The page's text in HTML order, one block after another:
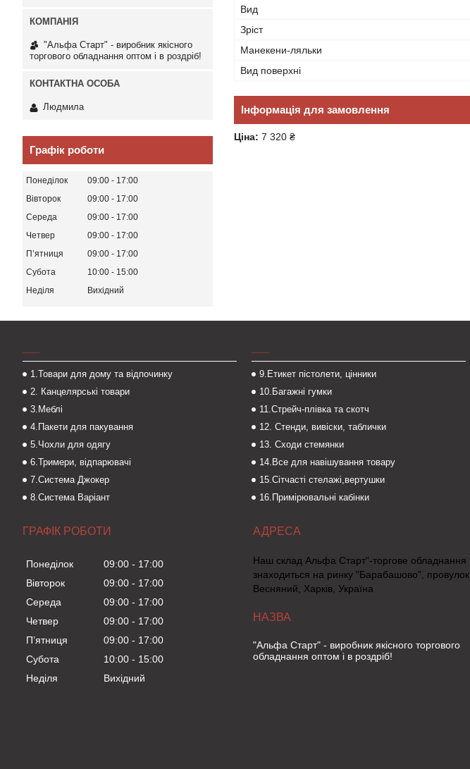
Вид
Зріст
Манекени-ляльки
Вид поверхні
Інформація для замовлення
Ціна: 7 320 ₴
"Альфа Старт" - виробник якісного
торгового обладнання оптом і в роздріб!
Людмила
Графік роботи
Понеділок 09:00
17:00
Вівторок
09:00
17:00
Середа
09:00
17:00
Четвер
09:00
17:00
Пʼятниця
09:00
17:00
Субота
10:00
15:00
Неділя
Вихідний
1.Товари для дому та відпочинку
2. Канцелярські товари
3.Меблі
4.Пакети для пакування
5.Чохли для одягу
6.Тримери, відпарювачі
7.Система Джокер
8.Система Варіант
9.Етикет пістолети, цінники
10.Багажні гумки
11.Стрейч-плівка та скотч
12. Стенди, вивіски, таблички
13. Сходи стемянки
14.Все для навішування товару
15.Сітчасті стелажі,вертушки
16.Примірювальні кабінки
ГРАФІК РОБОТИ
Понеділок 09:00
17:00
Вівторок
09:00
17:00
Середа
09:00
17:00
Четвер
09:00
17:00
Пʼятниця
09:00
17:00
Субота
10:00
15:00
Неділя
Вихідний
Наш склад Альфа Старт"-торгове обладнання
знаходиться на ринку "Барабашово", провулок
Весняний, Харків, Україна
"Альфа Старт" - виробник якісного торгового
обладнання оптом і в роздріб!